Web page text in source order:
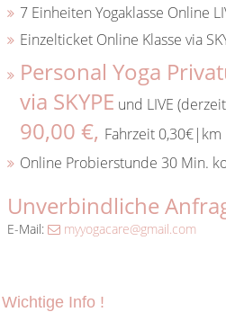
7 Einheiten Yogaklasse Online
Einzelticket Online Klasse via
Personal Yoga
via SKYPE und LIVE
90,00 €, Fahrzeit 0,30€|km
Online Probierstunde 30 Min.
Unverbindliche
E-Mail: myyogacare@gmail.com
Wichtige Info !